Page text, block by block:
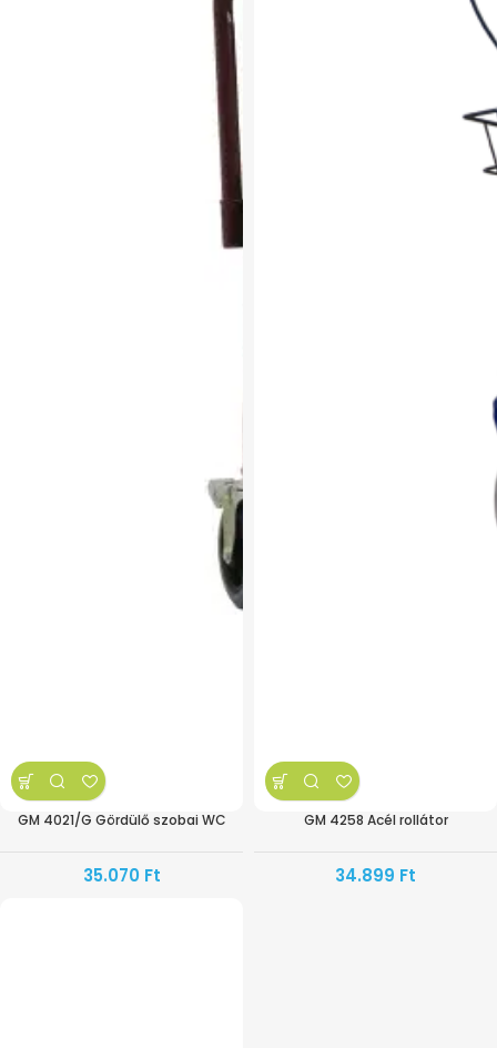
GM 4021/G Gördülő szobai WC
35.070 Ft
GM 4258 Acél rollátor
34.899 Ft